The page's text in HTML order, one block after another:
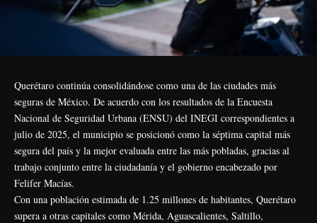
Querétaro continúa consolidándose como una de las ciudades más
seguras de México. De acuerdo con los resultados de la Encuesta
Nacional de Seguridad Urbana (ENSU) del INEGI correspondientes a
julio de 2025, el municipio se posicionó como la séptima capital más
segura del país y la mejor evaluada entre las más pobladas, gracias al
trabajo conjunto entre la ciudadanía y el gobierno encabezado por
Felifer Macías.
Con una población estimada de 1.25 millones de habitantes, Querétaro
supera a otras capitales como Mérida, Aguascalientes, Saltillo,